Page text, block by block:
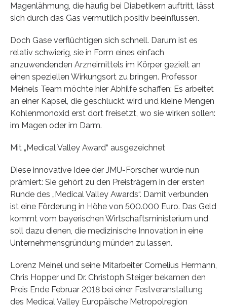
Magenlähmung, die häufig bei Diabetikern auftritt, lässt
sich durch das Gas vermutlich positiv beeinflussen.
Doch Gase verflüchtigen sich schnell. Darum ist es
relativ schwierig, sie in Form eines einfach
anzuwendenden Arzneimittels im Körper gezielt an
einen speziellen Wirkungsort zu bringen. Professor
Meinels Team möchte hier Abhilfe schaffen: Es arbeitet
an einer Kapsel, die geschluckt wird und kleine Mengen
Kohlenmonoxid erst dort freisetzt, wo sie wirken sollen:
im Magen oder im Darm.
Mit „Medical Valley Award“ ausgezeichnet
Diese innovative Idee der JMU-Forscher wurde nun
prämiert: Sie gehört zu den Preisträgern in der ersten
Runde des „Medical Valley Awards“. Damit verbunden
ist eine Förderung in Höhe von 500.000 Euro. Das Geld
kommt vom bayerischen Wirtschaftsministerium und
soll dazu dienen, die medizinische Innovation in eine
Unternehmensgründung münden zu lassen.
Lorenz Meinel und seine Mitarbeiter Cornelius Hermann,
Chris Hopper und Dr. Christoph Steiger bekamen den
Preis Ende Februar 2018 bei einer Festveranstaltung
des Medical Valley Europäische Metropolregion